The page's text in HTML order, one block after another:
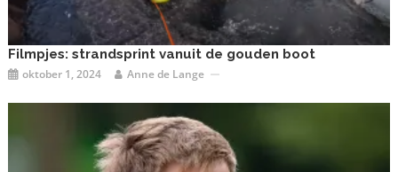
Filmpjes: strandsprint vanuit de gouden boot
oktober 1, 2024 Anne de Lange